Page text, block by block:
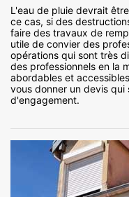
L'eau de pluie devrait
ce cas, si des
faire des travaux de
utile de convier des
opérations qui sont très
des professionnels en la
abordables et
vous donner un devis
d'engagement.